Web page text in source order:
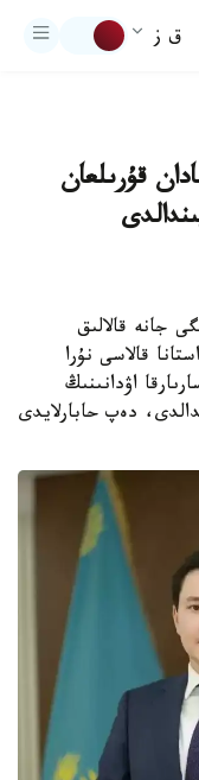
ق ز
قۇرىلعان
جانە قالالىق
قالاسى نۇرا
اۋدانىنىڭ
دەپ حابارلايدى